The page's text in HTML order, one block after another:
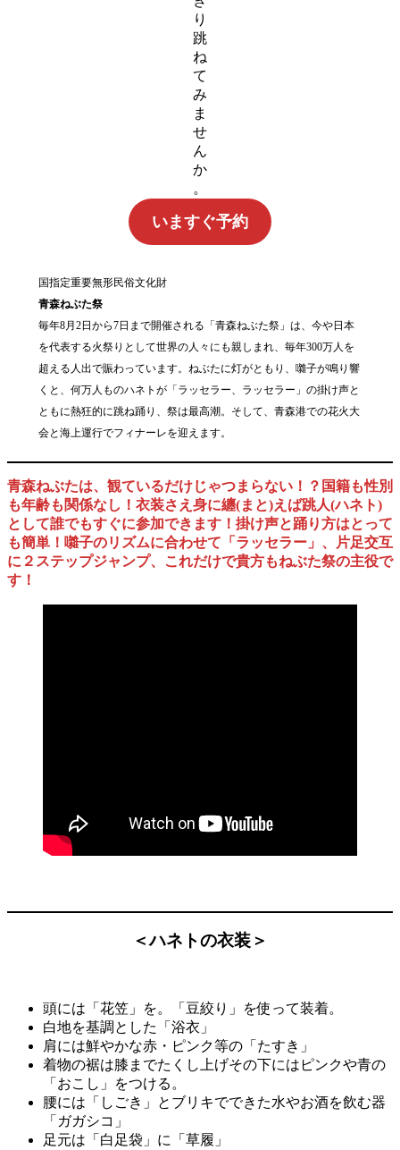
り
跳
ね
て
み
ま
せ
ん
か
。
いますぐ予約
国指定重要無形民俗文化財
青森ねぶた祭
毎年8月2日から7日まで開催される「青森ねぶた祭」は、今や日本
を代表する火祭りとして世界の人々にも親しまれ、毎年300万人を
超える人出で賑わっています。ねぶたに灯がともり、囃子が鳴り響
くと、何万人ものハネトが「ラッセラー、ラッセラー」の掛け声と
ともに熱狂的に跳ね踊り、祭は最高潮。そして、青森港での花火大
会と海上運行でフィナーレを迎えます。
青森ねぶたは、観ているだけじゃつまらない！？国籍も性別
も年齢も関係なし！衣装さえ身に纏(まと)えば跳人(ハネト)
として誰でもすぐに参加できます！掛け声と踊り方はとって
も簡単！囃子のリズムに合わせて「ラッセラー」、片足交互
に２ステップジャンプ、これだけで貴方もねぶた祭の主役で
す！
＜ハネトの衣装＞
頭には「花笠」を。「豆絞り」を使って装着。
白地を基調とした「浴衣」
肩には鮮やかな赤・ピンク等の「たすき」
着物の裾は膝までたくし上げその下にはピンクや青の
「おこし」をつける。
腰には「しごき」とブリキでできた水やお酒を飲む器
「ガガシコ」
足元は「白足袋」に「草履」